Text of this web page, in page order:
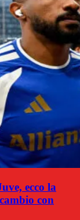
ecco la
con